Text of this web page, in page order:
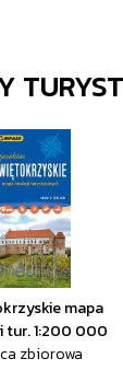
mapa
tur. 1:200 000
zbiorowa